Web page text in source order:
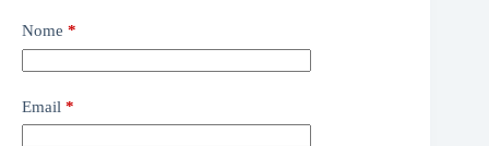
Nome *
Email *